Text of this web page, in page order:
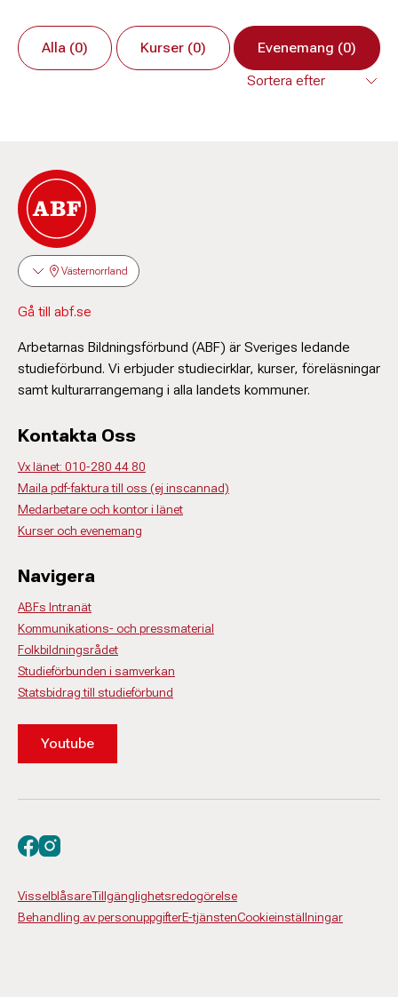
Alla (0) Kurser (0) Evenemang (0)
Västernorrland
Gå till abf.se
Arbetarnas Bildningsförbund (ABF) är Sveriges ledande
studieförbund. Vi erbjuder studiecirklar, kurser, föreläsningar
samt kulturarrangemang i alla landets kommuner.
Kontakta Oss
Vx länet: 010-280 44 80
Maila pdf-faktura till oss (ej inscannad)
Medarbetare och kontor i länet
Kurser och evenemang
Navigera
ABFs Intranät
Kommunikations- och pressmaterial
Folkbildningsrådet
Studieförbunden i samverkan
Statsbidrag till studieförbund
Youtube
VisselblåsareTillgänglighetsredogörelse
Behandling av personuppgifterE-tjänstenCookieinställningar
Besök oss på facebook
Besök oss på instagram